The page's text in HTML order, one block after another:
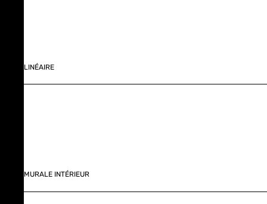
LINÉAIRE
MURALE INTÉRIEUR